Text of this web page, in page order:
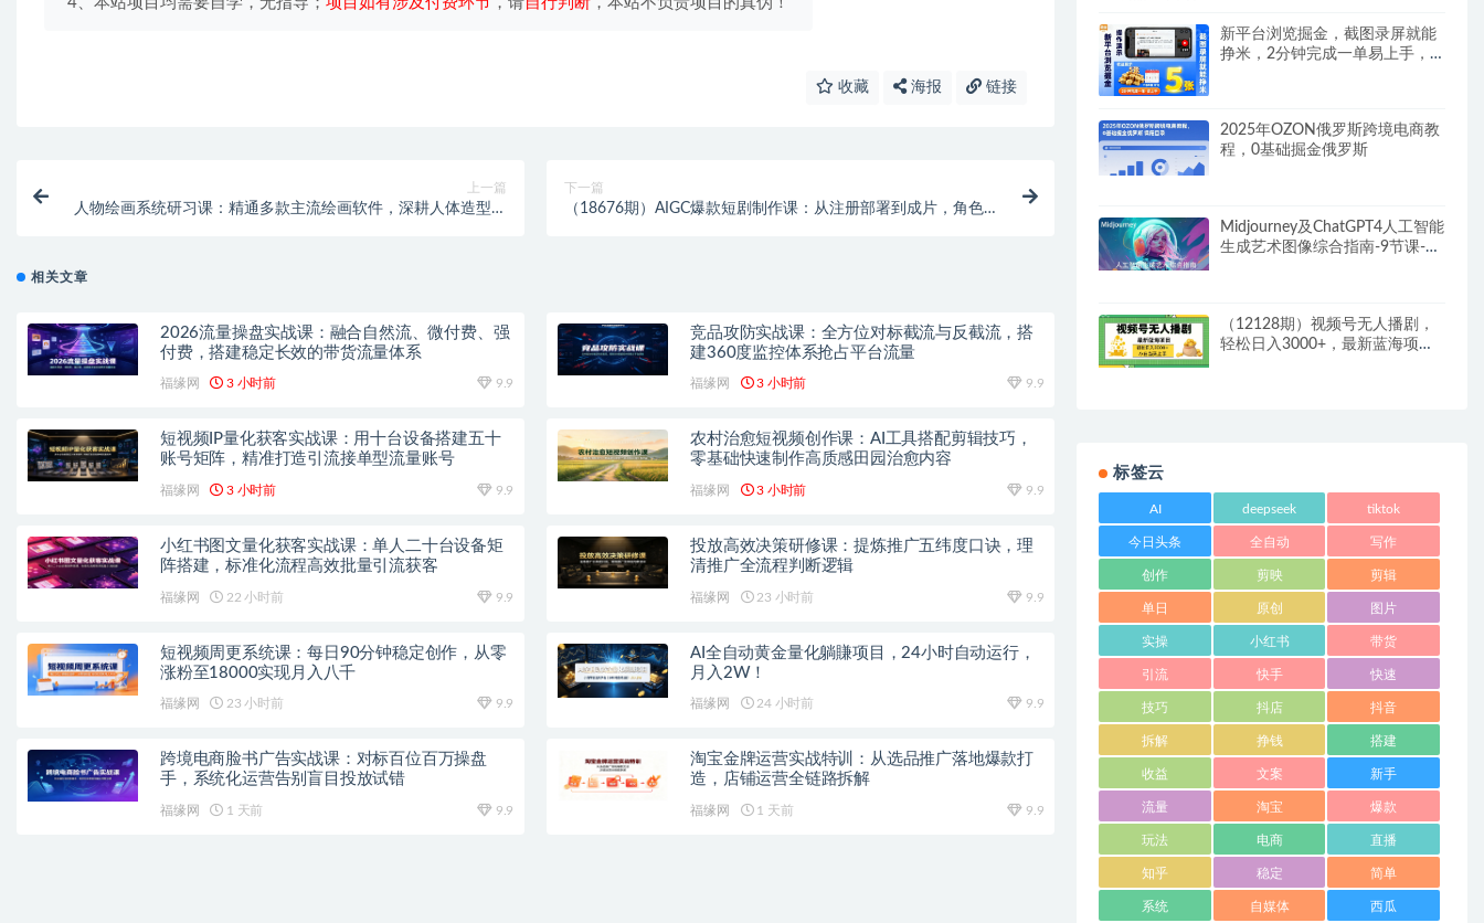
收藏 海报 链接
上一篇
人物绘画系统研习课：精通多款主流绘画软件，深耕人体造型设
下一篇
（18676期）AIGC爆款短剧制作课：从注册部署到成片，角色形
相关文章
2026流量操盘实战课：融合自然流、微付费、强
付费，搭建稳定长效的带货流量体系
福缘网 3 小时前 9.9
竞品攻防实战课：全方位对标截流与反截流，搭
建360度监控体系抢占平台流量
福缘网 3 小时前 9.9
短视频IP量化获客实战课：用十台设备搭建五十
账号矩阵，精准打造引流接单型流量账号
福缘网 3 小时前 9.9
农村治愈短视频创作课：AI工具搭配剪辑技巧，
零基础快速制作高质感田园治愈内容
福缘网 3 小时前 9.9
小红书图文量化获客实战课：单人二十台设备矩
阵搭建，标准化流程高效批量引流获客
福缘网 22 小时前 9.9
投放高效决策研修课：提炼推广五纬度口诀，理
清推广全流程判断逻辑
福缘网 23 小时前 9.9
短视频周更系统课：每日90分钟稳定创作，从零
涨粉至18000实现月入八千
福缘网 23 小时前 9.9
AI全自动黄金量化躺賺项目，24小时自动运行，
月入2W！
福缘网 24 小时前 9.9
跨境电商脸书广告实战课：对标百位百万操盘
手，系统化运营告别盲目投放试错
福缘网 1 天前 9.9
淘宝金牌运营实战特训：从选品推广落地爆款打
造，店铺运营全链路拆解
福缘网 1 天前 9.9
新平台浏览掘金，截图录屏就能
挣米，2分钟完成一单易上手，
2025年OZON俄罗斯跨境电商教
程，0基础掘金俄罗斯
Midjourney及ChatGPT4人工智能
生成艺术图像综合指南-9节课-中
（12128期）视频号无人播剧，
轻松日入3000+，最新蓝海项
标签云
AI deepseek tiktok
今日头条 全自动 写作
创作 剪映 剪辑
单日 原创 图片
实操 小红书 带货
引流 快手 快速
技巧 抖店 抖音
拆解 挣钱 搭建
收益 文案 新手
流量 淘宝 爆款
玩法 电商 直播
知乎 稳定 简单
系统 自媒体 西瓜